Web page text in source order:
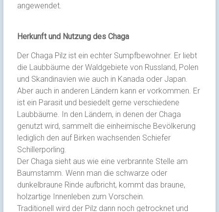
angewendet.
Herkunft und Nutzung des Chaga
Der Chaga Pilz ist ein echter Sumpfbewohner. Er liebt
die Laubbäume der Waldgebiete von Russland, Polen
und Skandinavien wie auch in Kanada oder Japan.
Aber auch in anderen Ländern kann er vorkommen. Er
ist ein Parasit und besiedelt gerne verschiedene
Laubbäume. In den Ländern, in denen der Chaga
genutzt wird, sammelt die einheimische Bevölkerung
lediglich den auf Birken wachsenden Schiefer
Schillerporling.
Der Chaga sieht aus wie eine verbrannte Stelle am
Baumstamm. Wenn man die schwarze oder
dunkelbraune Rinde aufbricht, kommt das braune,
holzartige Innenleben zum Vorschein.
Traditionell wird der Pilz dann noch getrocknet und